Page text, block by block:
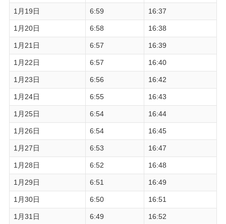
1月19日 6:59 16:37
1月20日 6:58 16:38
1月21日 6:57 16:39
1月22日 6:57 16:40
1月23日 6:56 16:42
1月24日 6:55 16:43
1月25日 6:54 16:44
1月26日 6:54 16:45
1月27日 6:53 16:47
1月28日 6:52 16:48
1月29日 6:51 16:49
1月30日 6:50 16:51
1月31日 6:49 16:52